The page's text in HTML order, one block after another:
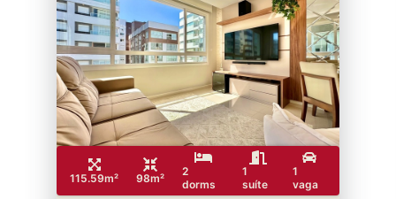
115.59m² 98m²
2
dorms
1
suíte
1
vaga